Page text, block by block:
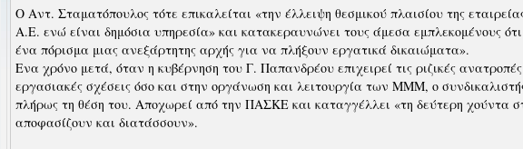
Ο Αντ. Σταματόπουλος τότε επικαλείται «την έλλειψη θεσμικού πλαισίου της
Α.Ε. ενώ είναι δημόσια υπηρεσία» και κατακεραυνώνει τους άμεσα εμπλεκομένους
ένα πόρισμα μιας ανεξάρτητης αρχής για να πλήξουν εργατικά δικαιώματα».
Ενα χρόνο μετά, όταν η κυβέρνηση του Γ. Παπανδρέου επιχειρεί τις ριζικές ανατροπές
εργασιακές σχέσεις όσο και στην οργάνωση και λειτουργία των ΜΜΜ, ο
πλήρως τη θέση του. Αποχωρεί από την ΠΑΣΚΕ και καταγγέλλει «τη δεύτερη χούντα
αποφασίζουν και διατάσσουν».